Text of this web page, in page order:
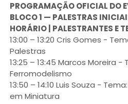
PROGRAMAÇÃO OFICIAL DO
BLOCO 1 — PALESTRAS
HORÁRIO | PALESTRANTES E
13:00 – 13:20 Cris Gomes -
Palestras
13:25 – 13:45 Marcos Moreira
Ferromodelismo
13:50 – 14:10 Luis Souza -
em Miniatura